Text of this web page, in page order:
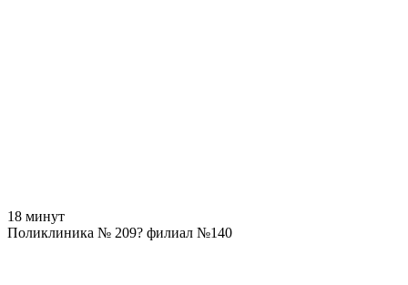
18 минут
Поликлиника № 209? филиал №140